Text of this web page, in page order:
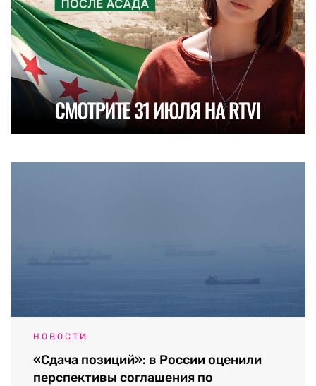
НОВОСТИ
«Сдача позиций»: в России оценили
перспективы соглашения по